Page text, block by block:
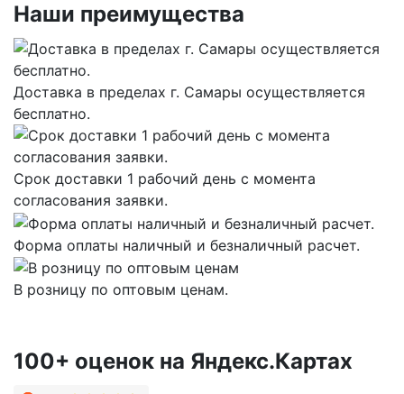
Наши преимущества
Доставка в пределах г. Самары осуществляется
бесплатно.
Срок доставки 1 рабочий день с момента
согласования заявки.
Форма оплаты наличный и безналичный расчет.
В розницу по оптовым ценам.
100+ оценок на Яндекс.Картах